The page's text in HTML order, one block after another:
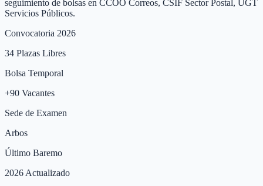
seguimiento de bolsas en CCOO Correos, CSIF Sector Postal, UGT
Servicios Públicos.
Convocatoria 2026
34 Plazas Libres
Bolsa Temporal
+90 Vacantes
Sede de Examen
Arbos
Último Baremo
2026 Actualizado